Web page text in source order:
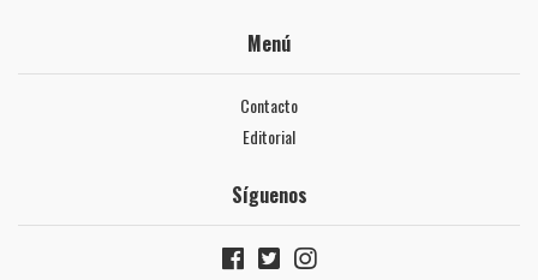
Menú
Contacto
Editorial
Síguenos